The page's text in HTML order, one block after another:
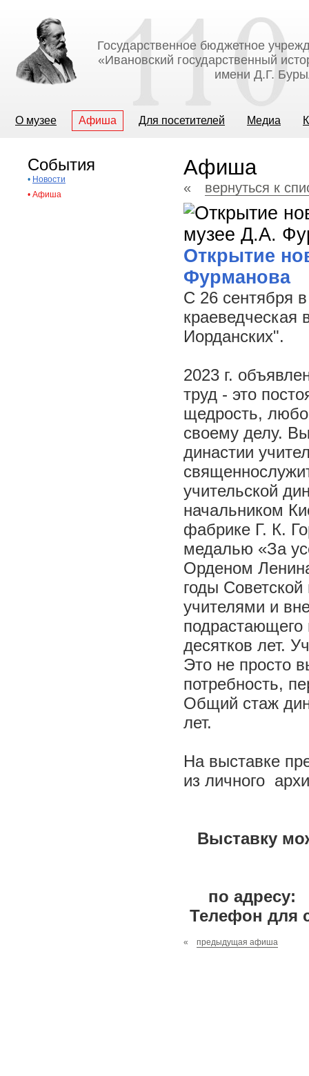
Государственное бюджетное
«Ивановский государственный
имени Д.Г.
О музее Афиша Для посетителей Медиа
События
• Новости
• Афиша
Афиша
« вернуться к
Открытие
Фурманова
С 26 сентября
краеведческая
Иорданских".
2023 г.
труд - это
щедрость,
своему делу.
династии
учительской
начальником
фабрике Г. К.
медалью «За
Орденом
годы
учителями и
подрастающего
десятков лет.
Это не просто
потребность,
Общий стаж
лет.
На выставке
из личного
Выставку
по адресу:
Телефон для
« предыдущая афиша